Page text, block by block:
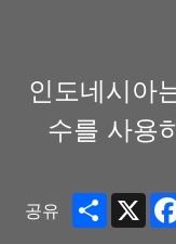
인도네시아
수를 사용
공유 ShareX